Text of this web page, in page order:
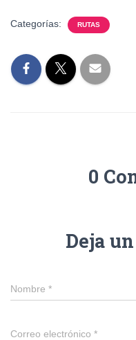
Categorías: RUTAS
0
Deja
Nombre *
Correo electrónico *